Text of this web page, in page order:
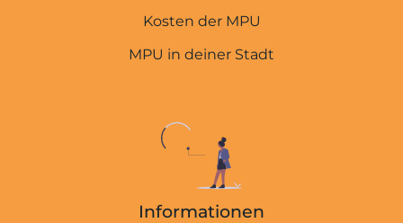
Kosten der MPU
MPU in deiner Stadt
Informationen